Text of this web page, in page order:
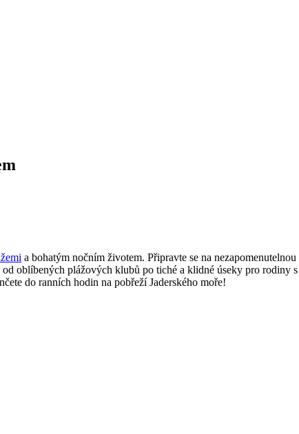
a bohatým nočním životem. Připravte se na
oblíbených plážových klubů po tiché a klidné úseky pro rodiny
do ranních hodin na pobřeží Jaderského moře!